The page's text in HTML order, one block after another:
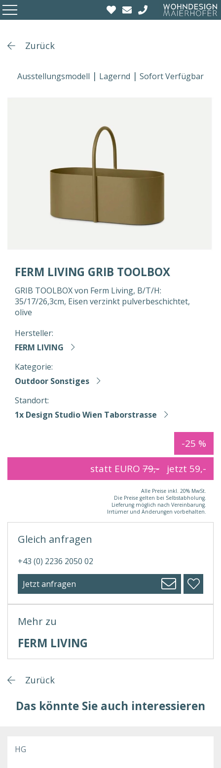
Zurück
Ausstellungsmodell Lagernd Sofort Verfügbar
FERM LIVING GRIB TOOLBOX
GRIB TOOLBOX von Ferm Living, B/T/H:
35/17/26,3cm, Eisen verzinkt pulverbeschichtet,
olive
Hersteller:
FERM LIVING
Kategorie:
Outdoor Sonstiges
Standort:
1x Design Studio Wien Taborstrasse
-25 %
statt EURO 79,- jetzt 59,-
Alle Preise inkl. 20% MwSt.
Die Preise gelten bei Selbstabholung.
Lieferung möglich nach Vereinbarung.
Irrtümer und Änderungen vorbehalten.
Mehr zu
FERM LIVING
Gleich anfragen
+43 (0) 2236 2050 02
Jetzt anfragen
Zurück
Das könnte Sie auch interessieren
HG